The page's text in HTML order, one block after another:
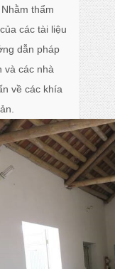
thẩm
các tài liệu
dẫn pháp
và các nhà
về các khía